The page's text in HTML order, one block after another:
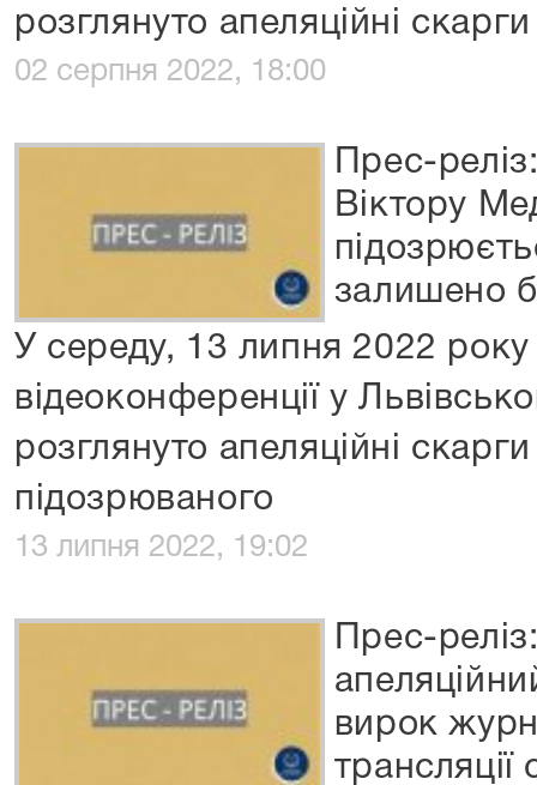
розглянуто апеляційні
02 серпня 2022, 18:00
Прес-
Віктору
залишено
У середу, 13 липня 2022
відеоконференції у
розглянуто апеляційні
підозрюваного
13 липня 2022, 19:02
Прес-
вирок